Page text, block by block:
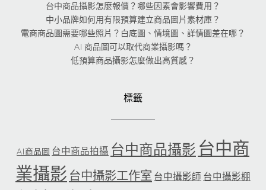
台中商品攝影怎麼報價？哪些因素會影響費用？
中小品牌如何用有限預算建立商品圖片素材庫？
電商商品圖需要哪些照片？白底圖、情境圖、詳情圖差在哪？
AI 商品圖可以取代商業攝影嗎？
低預算商品攝影怎麼做出高質感？
標籤
AI商品圖 台中商品拍攝 台中商品攝影 台中商
業攝影 台中攝影工作室 台中攝影師 台中攝影棚